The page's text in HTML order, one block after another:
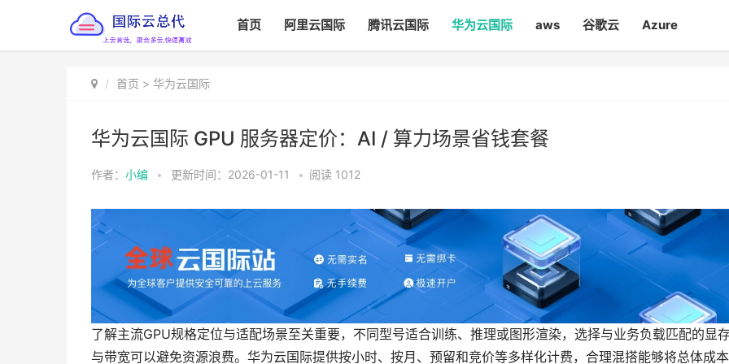
首页 阿里云国际 腾讯云国际 华为云国际 aws 谷歌云 Azure
首页 > 华为云国际
华为云国际 GPU 服务器定价：AI / 算力场景省钱套餐
作者： 小编 • 更新时间：2026-01-11 • 阅读 1012
了解主流GPU规格定位与适配场景至关重要，不同型号适合训练、推理或图形渲染，选择与业务负载匹配的显
与带宽可以避免资源浪费。华为云国际提供按小时、按月、预留和竞价等多样化计费，合理混搭能够将总体成